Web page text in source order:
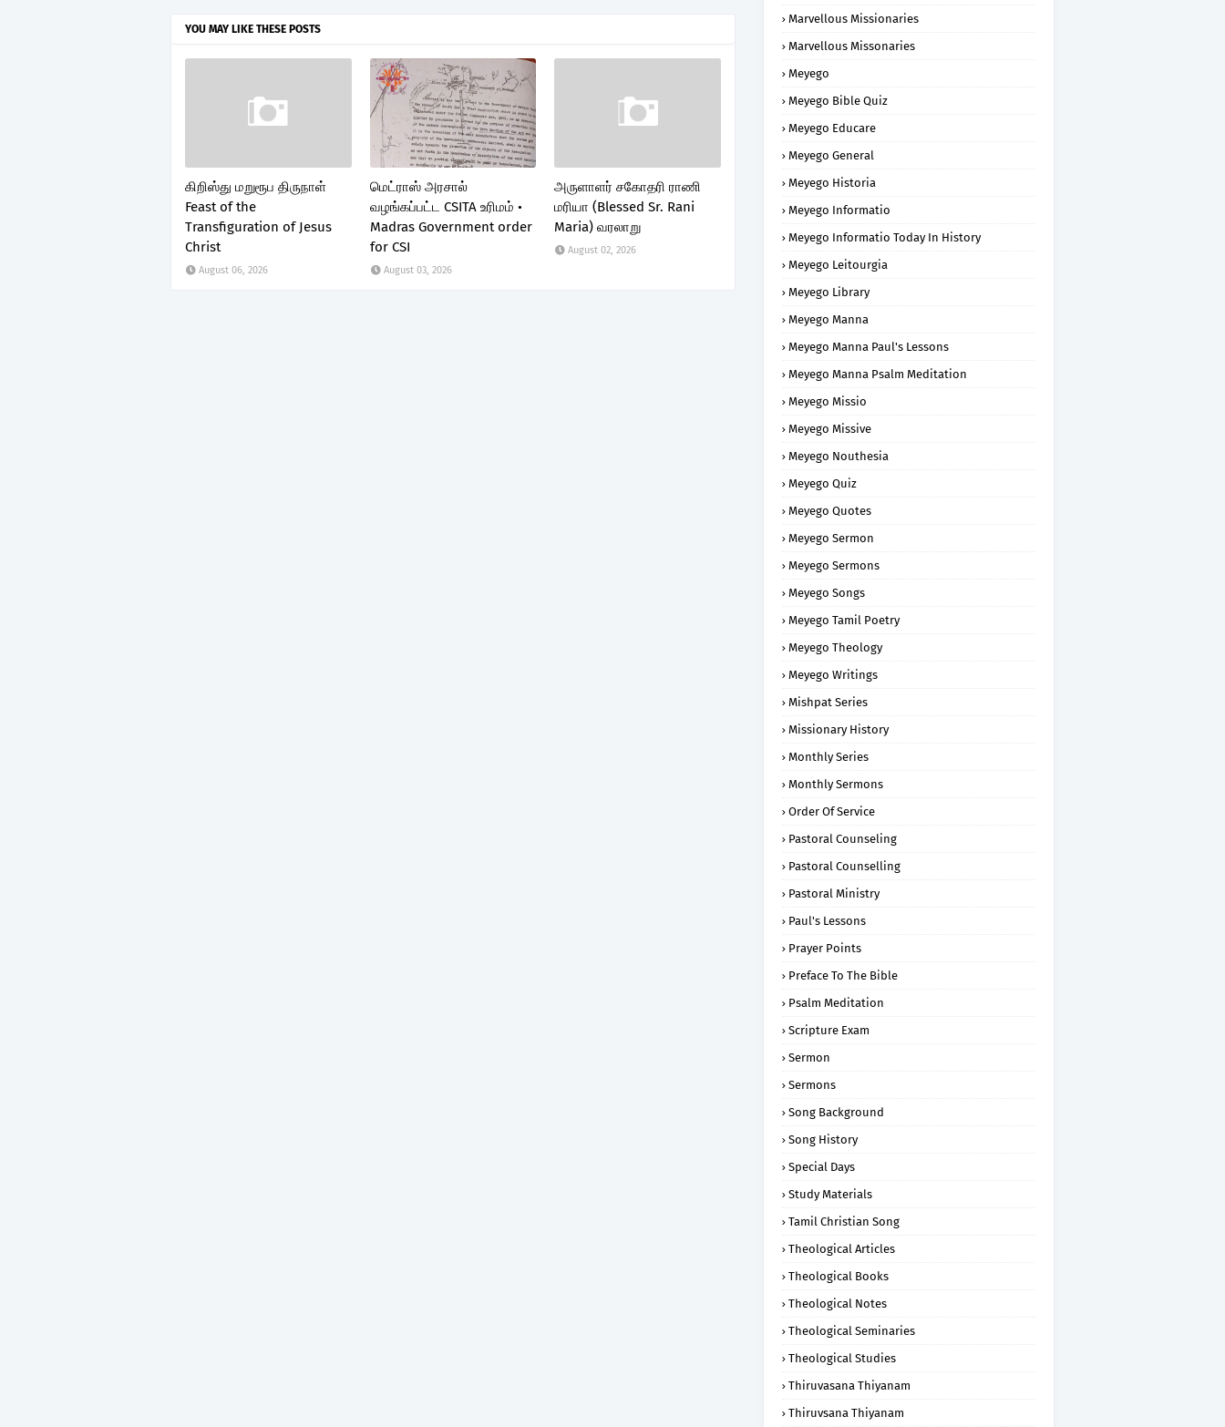
YOU MAY LIKE THESE POSTS
கிறிஸ்து மறுரூப திருநாள்
Feast of the
Transfiguration of Jesus
Christ
August 06, 2026
மெட்ராஸ் அரசால்
வழங்கப்பட்ட CSITA உரிமம் •
Madras Government order
for CSI
August 03, 2026
அருளாளர் சகோதரி ராணி
மரியா (Blessed Sr. Rani
Maria) வரலாறு
August 02, 2026
Marvellous Missionaries
Marvellous Missonaries
Meyego
Meyego Bible Quiz
Meyego Educare
Meyego General
Meyego Historia
Meyego Informatio
Meyego Informatio Today In History
Meyego Leitourgia
Meyego Library
Meyego Manna
Meyego Manna Paul's Lessons
Meyego Manna Psalm Meditation
Meyego Missio
Meyego Missive
Meyego Nouthesia
Meyego Quiz
Meyego Quotes
Meyego Sermon
Meyego Sermons
Meyego Songs
Meyego Tamil Poetry
Meyego Theology
Meyego Writings
Mishpat Series
Missionary History
Monthly Series
Monthly Sermons
Order Of Service
Pastoral Counseling
Pastoral Counselling
Pastoral Ministry
Paul's Lessons
Prayer Points
Preface To The Bible
Psalm Meditation
Scripture Exam
Sermon
Sermons
Song Background
Song History
Special Days
Study Materials
Tamil Christian Song
Theological Articles
Theological Books
Theological Notes
Theological Seminaries
Theological Studies
Thiruvasana Thiyanam
Thiruvsana Thiyanam